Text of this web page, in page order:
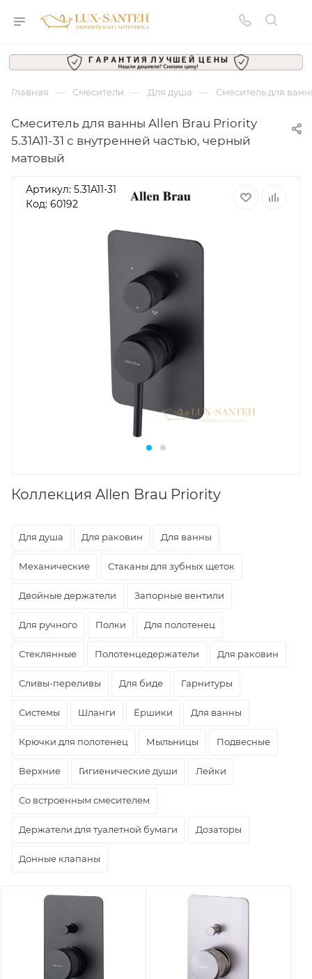
Главная — Смесители — Для душа — Смеситель для
Смеситель для ванны Allen Brau Priority
5.31A11-31 с внутренней частью, черный
матовый
Артикул: 5.31A11-31
Код: 60192
Коллекция Allen Brau Priority
Для душа Для раковин Для ванны
Механические Стаканы для зубных щеток
Двойные держатели Запорные вентили
Для ручного Полки Для полотенец
Стеклянные Полотенцедержатели Для раковин
Сливы-переливы Для биде Гарнитуры
Системы Шланги Ёршики Для ванны
Крючки для полотенец Мыльницы Подвесные
Верхние Гигиенические души Лейки
Со встроенным смесителем
Держатели для туалетной бумаги Дозаторы
Донные клапаны